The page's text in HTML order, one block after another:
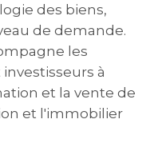
des biens,
de demande.
les
à
et la vente de
et l'immobilier